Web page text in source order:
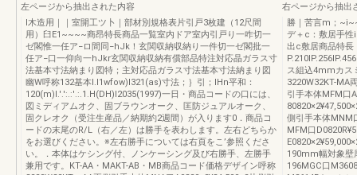
左ページから抽出された内容
I木造用｜｜室開工ツ卜｜部材別規格表片引戸3枚建（12尺間
用）臼E1~~~~商昂特長商品一覧室内ドア室内引戸り一咋切一
ゼ閣惟一任ア−ロ間同−hJk！玄関収納収納り一件切一ゼ閣批一
任ア−口一仰向一hJkr玄関収納収納有償部品特注対応晶ガラス寸
法基本寸法納まり図特；主対応品ガラス寸法基本寸法納まり図
幽W呼称132基本l.I1wfow)I321(as)寸法；｝引；IHn平和：
120(m)l.'.':.:'.:.1.H(DH)I2035(1997)一日・商品コードの口には、
図ミディアムオク、固ブラウンオーク、匡防ジュアルオーク、
固クレオク（受注生産品／納期約2週間）が入ります0．商品コ
ードの末尾のR/L（右／左）は勝手を表わします。左右どちらか
をお選びください。※左右勝手については右頁をこ’参照くださ
い。．本体はケシング付、ノンケーシング及び右勝手、左勝手
兼用です。KT-AA・MAKT-AB・MB商品コード価格デザイン呼称
右ページから抽出
勝｜苦言m；
デ＋c：敷居手
出c敷居商品特長
ス組込4mmカス
3220W32KT-MA
引手本体MFM口
側引手本体MNM
MFM口
190mm幅対象壁
196MGC口